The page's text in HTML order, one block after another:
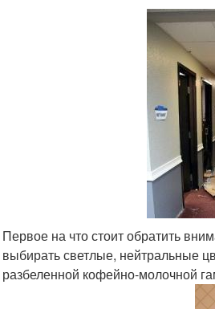
Первое на что стоит обратить
выбирать светлые, нейтральные
разбеленной кофейно-молочной